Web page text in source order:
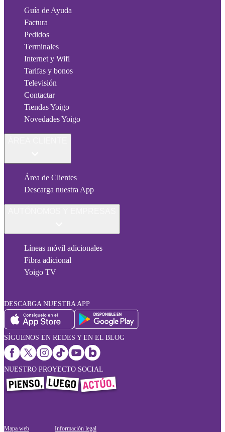
Guía de Ayuda
Factura
Pedidos
Terminales
Internet y Wifi
Tarifas y bonos
Televisión
Contactar
Tiendas Yoigo
Novedades Yoigo
Área de Clientes
Descarga nuestra App
Líneas móvil adicionales
Fibra adicional
Yoigo TV
DESCARGA NUESTRA APP
SÍGUENOS EN REDES Y EN EL BLOG
NUESTRO PROYECTO SOCIAL
Mapa web Información legal